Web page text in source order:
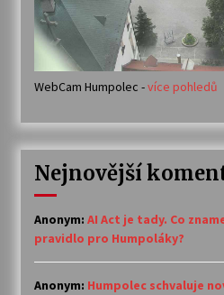
WebCam Humpolec -více pohledů
Nejnovější
Anonym: AI Act je tady. Co
pravidlo pro Humpoláky?
Anonym: Humpolec schvaluje